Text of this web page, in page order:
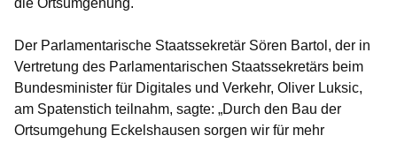
die Ortsumgehung.
Der Parlamentarische Staatssekretär Sören Bartol , der in
Vertretung des Parlamentarischen Staatssekretärs beim
Bundesminister für Digitales und Verkehr, Oliver Luksic,
am Spatenstich teilnahm, sagte: „Durch den Bau der
Ortsumgehung Eckelshausen sorgen wir für mehr